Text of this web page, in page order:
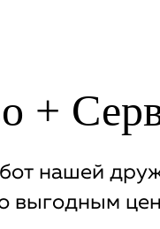
+
нашей
выгодным